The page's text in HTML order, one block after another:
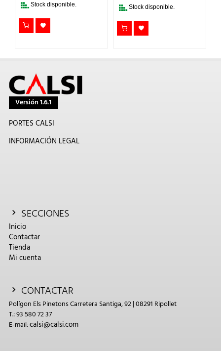
Stock disponible. Stock disponible.
Versión 1.6.1
PORTES CALSI
INFORMACIÓN LEGAL
SECCIONES
Inicio
Contactar
Tienda
Mi cuenta
CONTACTAR
Polígon Els Pinetons Carretera Santiga, 92 | 08291 Ripollet
T.: 93 580 72 37
E-mail:calsi@calsi.com